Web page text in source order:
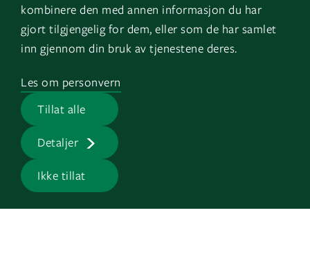
kombinere den med annen informasjon du har
gjort tilgjengelig for dem, eller som de har samlet
inn gjennom din bruk av tjenestene deres.
Tillat alle
Detaljer
Ikke tillat
Les om personvern
LinkedIn
Facebook
Instagram
YouTube